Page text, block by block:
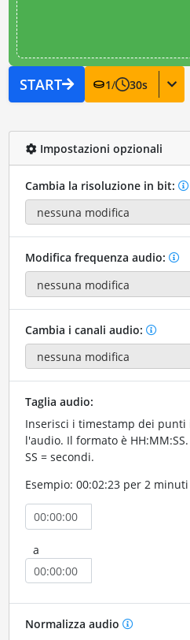
START 1/ 30s
Impostazioni opzionali
Cambia la risoluzione in bit:
Modifica frequenza audio:
Cambia i canali audio:
Taglia audio:
Inserisci i timestamp dei
l'audio. Il formato è
SS = secondi.
Esempio: 00:02:23 per 2
a
Normalizza audio